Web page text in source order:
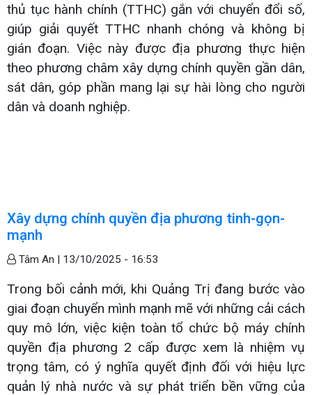
thủ tục hành chính (TTHC) gắn với chuyển đổi số,
giúp giải quyết TTHC nhanh chóng và không bị
gián đoạn. Việc này được địa phương thực hiện
theo phương châm xây dựng chính quyền gần dân,
sát dân, góp phần mang lại sự hài lòng cho người
dân và doanh nghiệp.
Xây dựng chính quyền địa phương tinh-gọn-
mạnh
Tâm An | 13/10/2025 - 16:53
Trong bối cảnh mới, khi Quảng Trị đang bước vào
giai đoạn chuyển mình mạnh mẽ với những cải cách
quy mô lớn, việc kiện toàn tổ chức bộ máy chính
quyền địa phương 2 cấp được xem là nhiệm vụ
trọng tâm, có ý nghĩa quyết định đối với hiệu lực
quản lý nhà nước và sự phát triển bền vững của